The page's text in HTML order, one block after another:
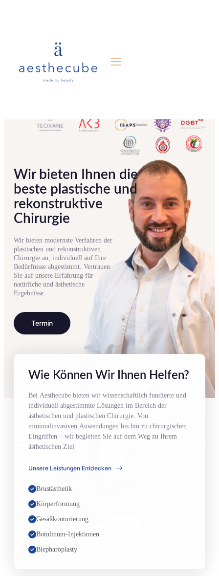
Wir bieten Ihnen die
beste plastische und
rekonstruktive
Chirurgie
Wir bieten modernste Verfahren der
plastischen und rekonstruktiven
Chirurgie an, individuell auf Ihre
Bedürfnisse abgestimmt. Vertrauen
Sie auf unsere Erfahrung für
natürliche und ästhetische
Ergebnisse.
Termin
Wie Können Wir Ihnen Helfen?
Bei Aesthecube bieten wir wissenschaftlich fundierte und
individuell abgestimmte Lösungen im Bereich der
ästhetischen und plastischen Chirurgie. Von
minimalinvasiven Anwendungen bis hin zu chirurgischen
Eingriffen – wir begleiten Sie auf dem Weg zu Ihrem
ästhetischen Ziel
Unsere Leistungen Entdecken
Brustästhetik
Körperformung
Gesäßkonturierung
Botulinum-Injektionen
Blepharoplasty